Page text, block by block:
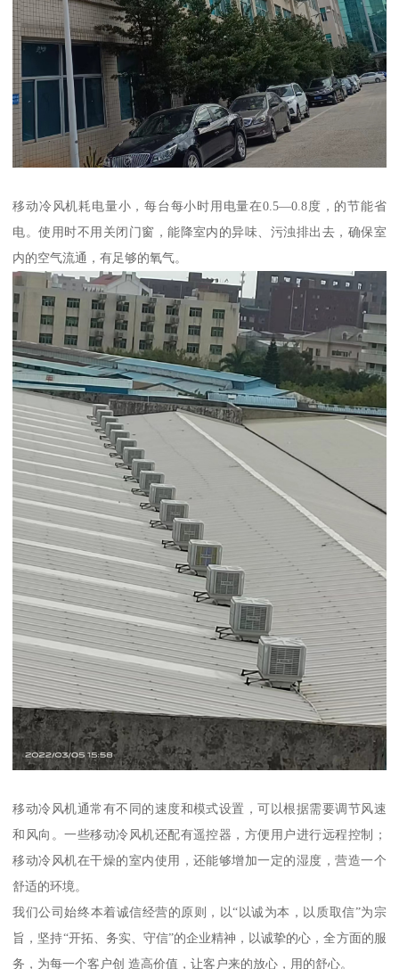
移动冷风机耗电量小，每台每小时用电量在0.5—0.8度，的节能省
电。使用时不用关闭门窗，能降室内的异味、污浊排出去，确保室
内的空气流通，有足够的氧气。
移动冷风机通常有不同的速度和模式设置，可以根据需要调节风速
和风向。一些移动冷风机还配有遥控器，方便用户进行远程控制；
移动冷风机在干燥的室内使用，还能够增加一定的湿度，营造一个
舒适的环境。
我们公司始终本着诚信经营的原则，以“以诚为本，以质取信”为宗
旨，坚持“开拓、务实、守信”的企业精神，以诚挚的心，全方面的服
务，为每一个客户创 造高价值，让客户来的放心，用的舒心。